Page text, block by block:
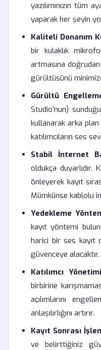
yazılımınızın tüm
yaparak her şeyin
Kaliteli Donanım
bir kulaklık
artmasına
gürültüsünü
Gürültü
Studio'nun)
kullanarak arka
katılımcıların ses
Stabil İnternet
oldukça duyarlıdır.
önleyerek kayıt
Mümkünse kablolu
Yedekleme
kayıt yöntemi
harici bir ses kayıt
güvenceye alacaktır.
Katılımcı
birbirine
açılımlarını
anlaşılırlığını artırır.
Kayıt Sonrası
ve belirttiğiniz